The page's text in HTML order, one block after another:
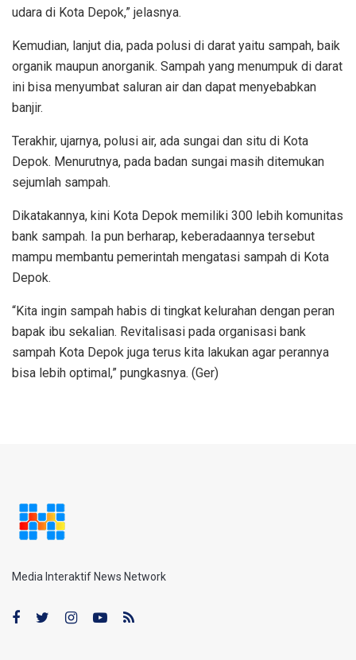
udara di Kota Depok,” jelasnya.
Kemudian, lanjut dia, pada polusi di darat yaitu sampah, baik
organik maupun anorganik. Sampah yang menumpuk di darat
ini bisa menyumbat saluran air dan dapat menyebabkan
banjir.
Terakhir, ujarnya, polusi air, ada sungai dan situ di Kota
Depok. Menurutnya, pada badan sungai masih ditemukan
sejumlah sampah.
Dikatakannya, kini Kota Depok memiliki 300 lebih komunitas
bank sampah. Ia pun berharap, keberadaannya tersebut
mampu membantu pemerintah mengatasi sampah di Kota
Depok.
“Kita ingin sampah habis di tingkat kelurahan dengan peran
bapak ibu sekalian. Revitalisasi pada organisasi bank
sampah Kota Depok juga terus kita lakukan agar perannya
bisa lebih optimal,” pungkasnya. (Ger)
Media Interaktif News Network